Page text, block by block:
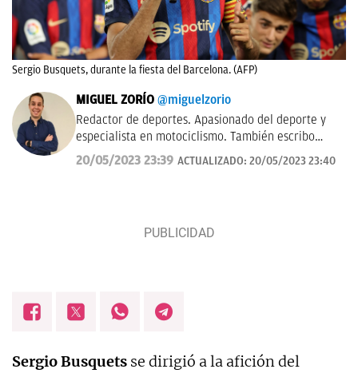
Sergio Busquets, durante la fiesta del Barcelona. (AFP)
MIGUEL ZORÍO @miguelzorio
Redactor de deportes. Apasionado del deporte y
especialista en motociclismo. También escribo
sobre pádel y NFL.
20/05/2023 23:39 ACTUALIZADO: 20/05/2023 23:40
Sergio Busquets se dirigió a la afición del